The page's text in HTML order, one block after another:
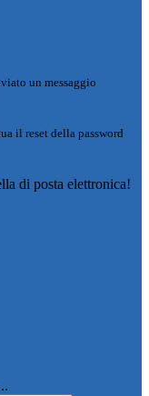
un messaggio
il reset della password
di posta elettronica!